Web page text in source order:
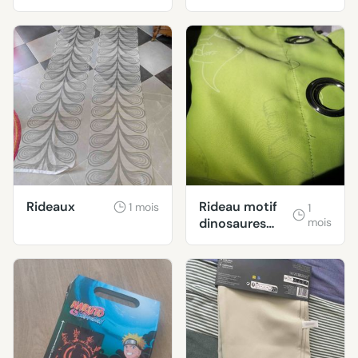
rideaux
Rideaux 1 mois
Rideau motif
dinosaures
réfléchissants
1
mois